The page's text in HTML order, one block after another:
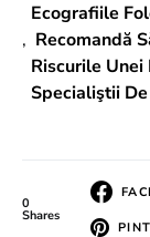
Ecografiile
, Recomandă
Riscurile
Specialiştii
0
Shares